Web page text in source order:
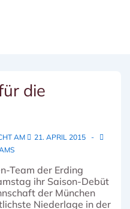
die
AM
21. APRIL 2015
Team der Erding
ihr Saison-Debüt
der München
Niederlage in der